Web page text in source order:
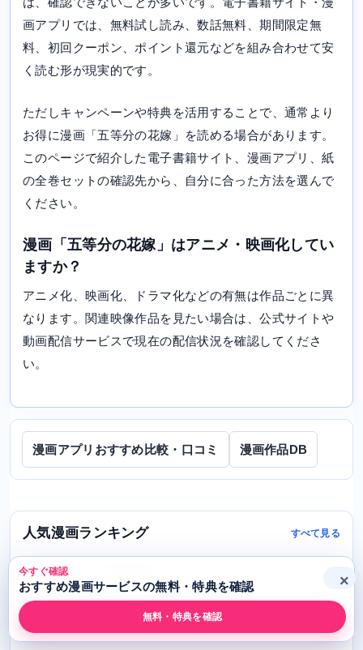
画アプリでは、無料試し読み、数話無料、期間限定無
料、初回クーポン、ポイント還元などを組み合わせて安
く読む形が現実的です。
ただしキャンペーンや特典を活用することで、通常より
お得に漫画「五等分の花嫁」を読める場合があります。
このページで紹介した電子書籍サイト、漫画アプリ、紙
の全巻セットの確認先から、自分に合った方法を選んで
ください。
漫画「五等分の花嫁」はアニメ・映画化してい
ますか？
アニメ化、映画化、ドラマ化などの有無は作品ごとに異
なります。関連映像作品を見たい場合は、公式サイトや
動画配信サービスで現在の配信状況を確認してくださ
い。
漫画アプリおすすめ比較・口コミ 漫画作品DB
人気漫画ランキング すべて見る
1
4.8 ★★★★★
公式サイトへ
今すぐ確認
おすすめ漫画サービスの無料・特典を確認
無料・特典を確認
×